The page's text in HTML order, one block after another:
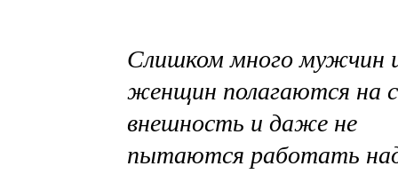
Слишком много мужчин
женщин полагаются на
внешность и даже не
пытаются работать